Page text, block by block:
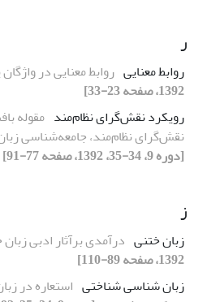
ر
روابط معنایی روابط معنایی در
1392، صفحه 23-33]
رویکرد نقش‌گرای نظام‌مند مقوله‌
نقش‌گرای نظام‌مند، جامعه‌شناسی
[دوره 9، 34-35، 1392، صفحه 77-91]
ز
زبان ختنی درآمدی برآثار ادبی
1392، صفحه 89-110]
زبان شناسی شناختی استعاره در